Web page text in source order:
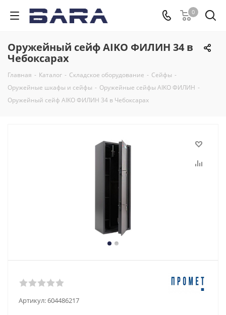
0
Оружейный сейф AIKO ФИЛИН 34 в
Чебоксарах
Главная - Каталог - Складское оборудование - Сейфы -
Оружейные шкафы и сейфы - Оружейные сейфы AIKO ФИЛИН -
Оружейный сейф AIKO ФИЛИН 34 в Чебоксарах
Артикул:604486217